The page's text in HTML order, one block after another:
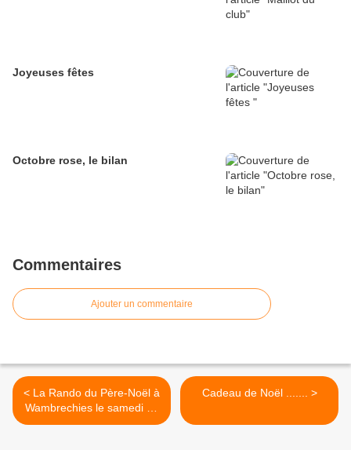
Joyeuses fêtes
Octobre rose, le bilan
Commentaires
Ajouter un commentaire
< La Rando du Père-Noël à
Wambrechies le samedi 19
décembre 2015
Cadeau de Noël ....... >